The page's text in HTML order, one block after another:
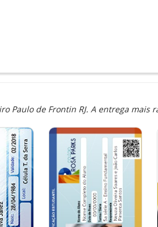
Paulo de Frontin RJ. A entrega mais